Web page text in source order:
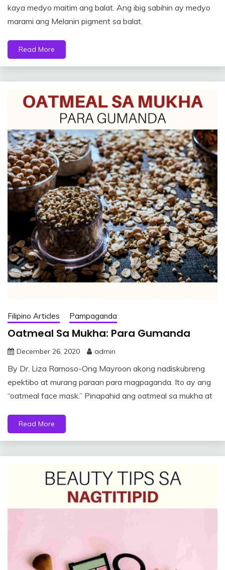
kaya medyo maitim ang balat. Ang ibig sabihin ay medyo
marami ang Melanin pigment sa balat.
Read More
Filipino Articles Pampaganda
Oatmeal Sa Mukha: Para Gumanda
December 26, 2020 admin
By Dr. Liza Ramoso-Ong Mayroon akong nadiskubreng
epektibo at murang paraan para magpaganda. Ito ay ang
“oatmeal face mask.” Pinapahid ang oatmeal sa mukha at
Read More